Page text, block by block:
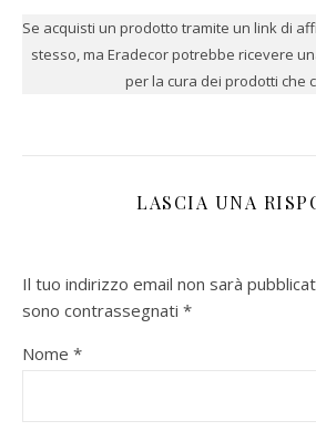
Se acquisti un prodotto tramite un link di
stesso, ma Eradecor potrebbe ricevere
per la cura dei prodotti che
LASCIA UNA
Il tuo indirizzo email non sarà
sono contrassegnati *
Nome *